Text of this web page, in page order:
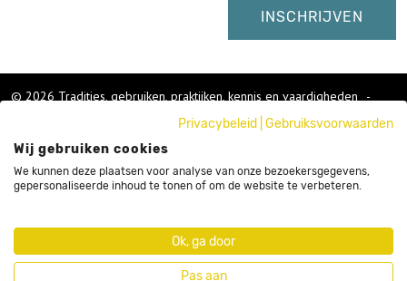
© 2026 Tradities, gebruiken, praktijken, kennis en vaardigheden
-
Gebruikersvoorwaarden
Privacybeleid
Cookies
Sitemap
Webdesign by Code d'Or
Privacybeleid
Gebruiksvoorwaarden
Wij gebruiken cookies
We kunnen deze plaatsen voor analyse van onze bezoekersgegevens,
gepersonaliseerde inhoud te tonen of om de website te verbeteren.
Ok, ga door
Pas aan